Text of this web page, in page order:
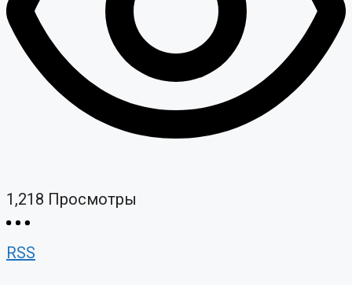
1,218 Просмотры
RSS